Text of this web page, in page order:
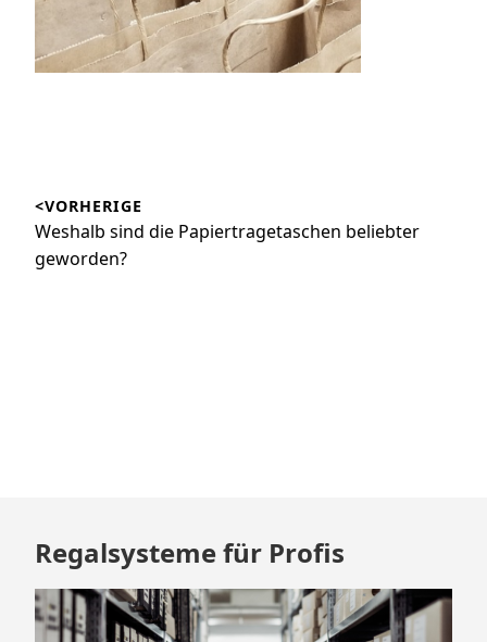
<VORHERIGE
Vorheriger
Beitrag:
Weshalb sind die Papiertragetaschen beliebter
geworden?
Zum
Footer
springen
Regalsysteme für Profis